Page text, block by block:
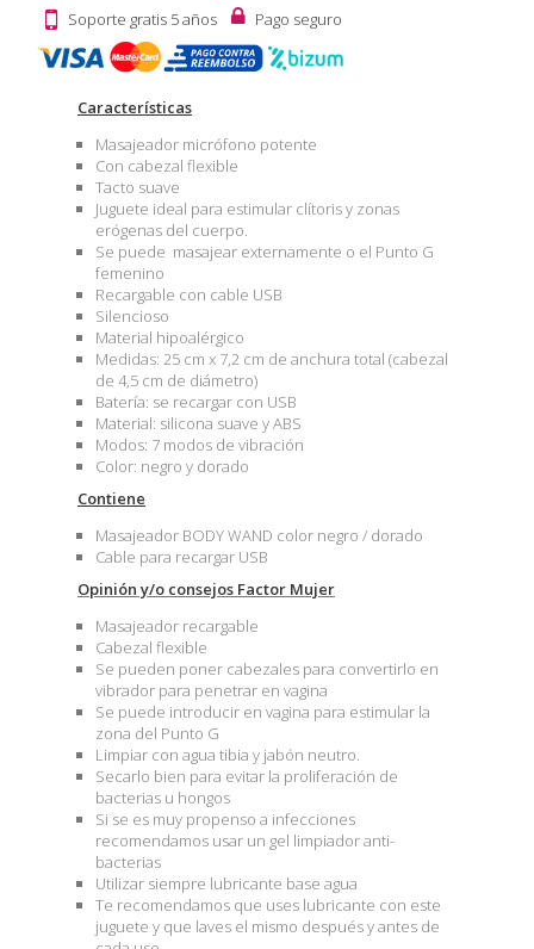
Soporte gratis 5 años
Pago seguro
Características
Masajeador micrófono potente
Con cabezal flexible
Tacto suave
Juguete ideal para estimular clítoris y zonas
erógenas del cuerpo.
Se puede masajear externamente o el Punto G
femenino
Recargable con cable USB
Silencioso
Material hipoalérgico
Medidas: 25 cm x 7,2 cm de anchura total (cabezal
de 4,5 cm de diámetro)
Batería: se recargar con USB
Material: silicona suave y ABS
Modos: 7 modos de vibración
Color: negro y dorado
Contiene
Masajeador BODY WAND color negro / dorado
Cable para recargar USB
Opinión y/o consejos Factor Mujer
Masajeador recargable
Cabezal flexible
Se pueden poner cabezales para convertirlo en
vibrador para penetrar en vagina
Se puede introducir en vagina para estimular la
zona del Punto G
Limpiar con agua tibia y jabón neutro.
Secarlo bien para evitar la proliferación de
bacterias u hongos
Si se es muy propenso a infecciones
recomendamos usar un gel limpiador anti-
bacterias
Utilizar siempre lubricante base agua
Te recomendamos que uses lubricante con este
juguete y que laves el mismo después y antes de